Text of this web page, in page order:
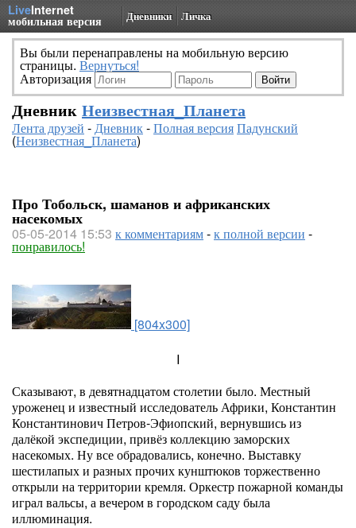
LiveInternet
мобильная версия Дневники Личка
Вы были перенаправлены на мобильную версию
страницы. Вернуться!
Авторизация
Дневник Неизвестная_Планета
Лента друзей -Дневник-Полная версияПадунский
(Неизвестная_Планета)
Про Тобольск, шаманов и африканских
насекомых
05-05-2014 15:53 к комментариям-к полной версии -
понравилось!
[804x300]
I
Сказывают, в девятнадцатом столетии было. Местный
уроженец и известный исследователь Африки, Константин
Константинович Петров-Эфиопский, вернувшись из
далёкой экспедиции, привёз коллекцию заморских
насекомых. Ну все обрадовались, конечно. Выставку
шестилапых и разных прочих кунштюков торжественно
открыли на территории кремля. Оркестр пожарной команды
играл вальсы, а вечером в городском саду была
иллюминация.